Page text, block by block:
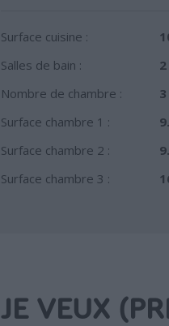
Surface cuisine :
Salles de bain :
2
Nombre de chambre :
3
Surface chambre 1 :
Surface chambre 2 :
Surface chambre 3 :
JE VEUX